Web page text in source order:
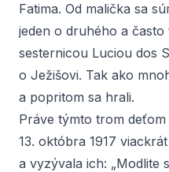
Fatima. Od malička sa
jeden o druhého a
sesternicou Luciou dos
o Ježišovi. Tak ako
a popritom sa hrali.
Práve týmto trom deťom
13. októbra 1917
a vyzývala ich: „Modlite